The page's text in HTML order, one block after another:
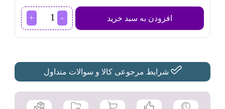
افزودن به سبد خرید
بخارشوی
بایترون
عدد
شرایط مرجوعی کالا و سوالات متداول